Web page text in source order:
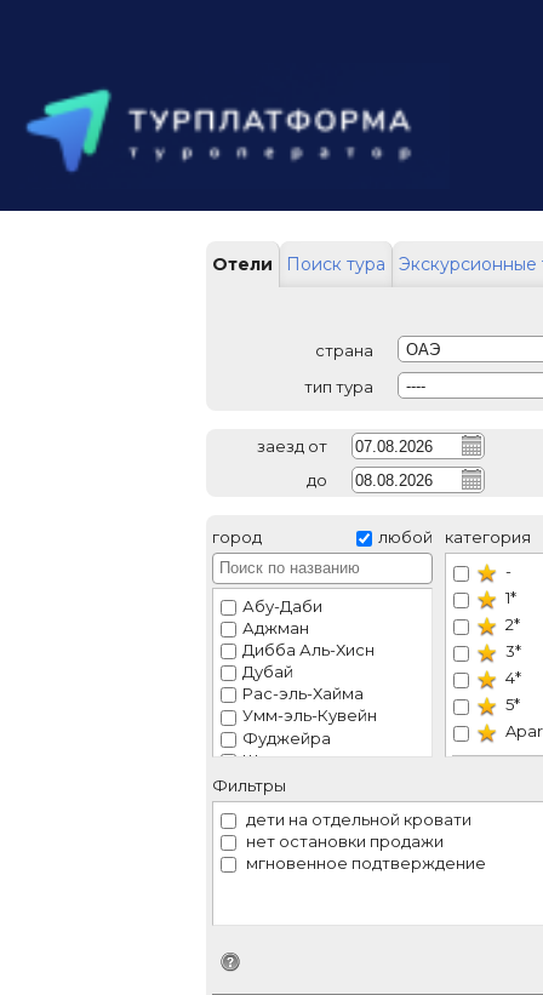
Отели Поиск тура Экскурсионные
страна
ОАЭ
тип тура
----
заезд от
до
город любой
Абу-Даби
Аджман
Дибба Аль-Хисн
Дубай
Рас-эль-Хайма
Умм-эль-Кувейн
Фуджейра
Шарджа
Эль-Айн
категория
-
1*
2*
3*
4*
5*
Фильтры
дети на отдельной кровати
нет остановки продажи
мгновенное подтверждение